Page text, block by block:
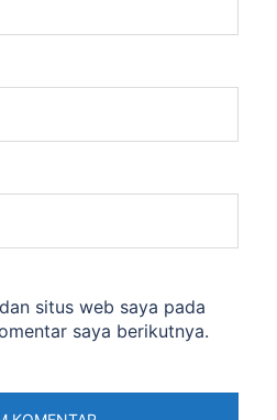
situs web saya pada
saya berikutnya.